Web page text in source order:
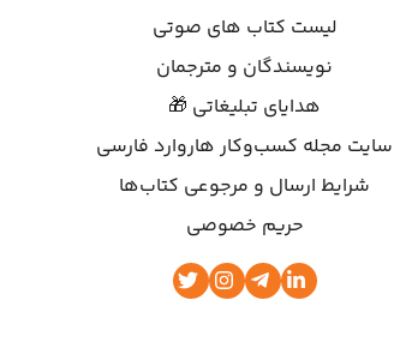
لیست کتاب های صوتی
نویسندگان و مترجمان
هدایای تبلیغاتی 🎁
سایت مجله کسب‌وکار هاروارد فارسی
شرایط ارسال و مرجوعی کتاب‌ها
حریم خصوصی